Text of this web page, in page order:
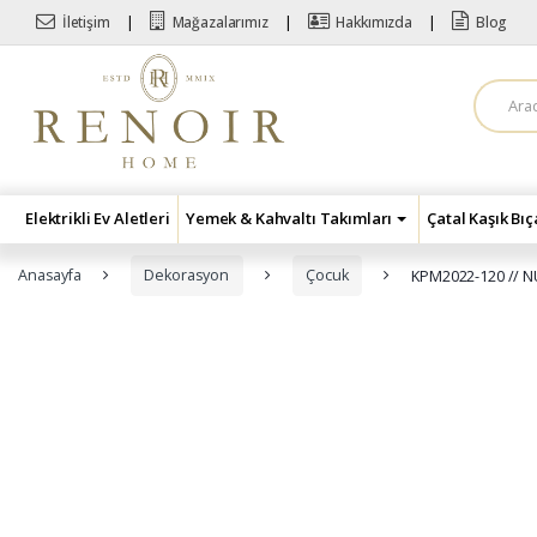
Skip to navigation
Skip to content
İletişim Mağazalarımız Hakkımızda Blog
A
r
a
Elektrikli Ev Aletleri Yemek & Kahvaltı Takımları Çatal Kaşık
Anasayfa Dekorasyon Çocuk KPM2022-120 //